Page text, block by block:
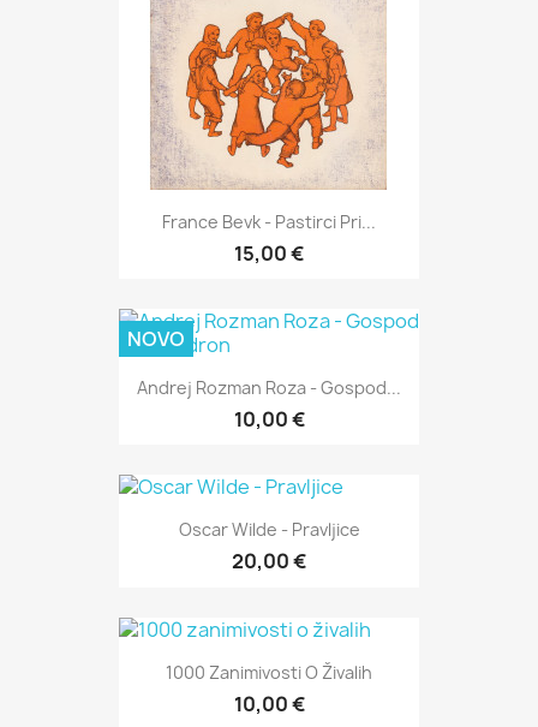
France Bevk - Pastirci Pri...
15,00 €
Andrej Rozman Roza - Gospod...
10,00 €
NOVO
Oscar Wilde - Pravljice
20,00 €
1000 Zanimivosti O Živalih
10,00 €